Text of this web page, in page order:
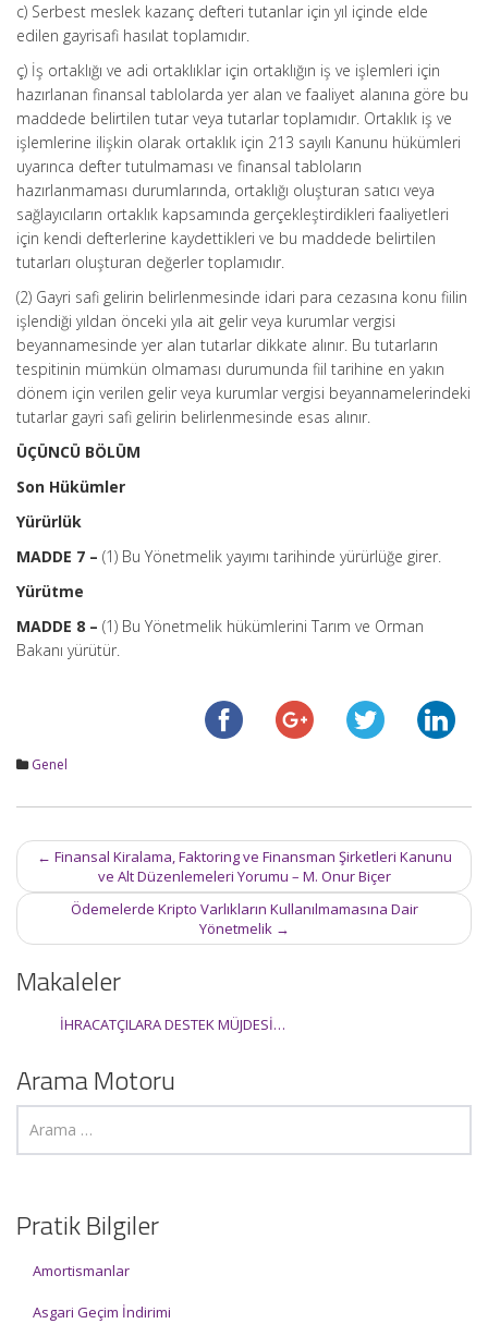
c) Serbest meslek kazanç defteri tutanlar için yıl içinde elde
edilen gayrisafi hasılat toplamıdır.
ç) İş ortaklığı ve adi ortaklıklar için ortaklığın iş ve işlemleri için
hazırlanan finansal tablolarda yer alan ve faaliyet alanına göre bu
maddede belirtilen tutar veya tutarlar toplamıdır. Ortaklık iş ve
işlemlerine ilişkin olarak ortaklık için 213 sayılı Kanunu hükümleri
uyarınca defter tutulmaması ve finansal tabloların
hazırlanmaması durumlarında, ortaklığı oluşturan satıcı veya
sağlayıcıların ortaklık kapsamında gerçekleştirdikleri faaliyetleri
için kendi defterlerine kaydettikleri ve bu maddede belirtilen
tutarları oluşturan değerler toplamıdır.
(2) Gayri safi gelirin belirlenmesinde idari para cezasına konu fiilin
işlendiği yıldan önceki yıla ait gelir veya kurumlar vergisi
beyannamesinde yer alan tutarlar dikkate alınır. Bu tutarların
tespitinin mümkün olmaması durumunda fiil tarihine en yakın
dönem için verilen gelir veya kurumlar vergisi beyannamelerindeki
tutarlar gayri safi gelirin belirlenmesinde esas alınır.
ÜÇÜNCÜ BÖLÜM
Son Hükümler
Yürürlük
MADDE 7 – (1) Bu Yönetmelik yayımı tarihinde yürürlüğe girer.
Yürütme
MADDE 8 – (1) Bu Yönetmelik hükümlerini Tarım ve Orman
Bakanı yürütür.
Genel
Post
navigation
← Finansal Kiralama, Faktoring ve Finansman Şirketleri Kanunu
ve Alt Düzenlemeleri Yorumu – M. Onur Biçer
Ödemelerde Kripto Varlıkların Kullanılmamasına Dair
Yönetmelik →
Makaleler
İHRACATÇILARA DESTEK MÜJDESİ…
Arama Motoru
Pratik Bilgiler
Amortismanlar
Asgari Geçim İndirimi